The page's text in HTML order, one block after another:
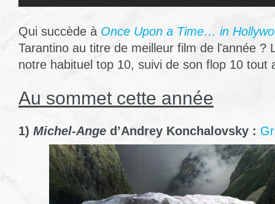
Qui succède à Once Upon a Time… in
Tarantino au titre de meilleur film de l'année ?
notre habituel top 10, suivi de son flop 10 tout
Au sommet cette année
1) Michel-Ange d’Andrey Konchalovsky :